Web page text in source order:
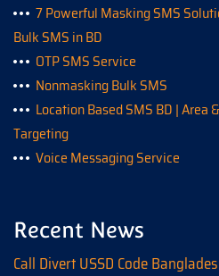
7 Powerful Masking SMS
Bulk SMS in BD
OTP SMS Service
Nonmasking Bulk SMS
Location Based SMS BD | Area
Targeting
Voice Messaging Service
Recent News
Call Divert USSD Code